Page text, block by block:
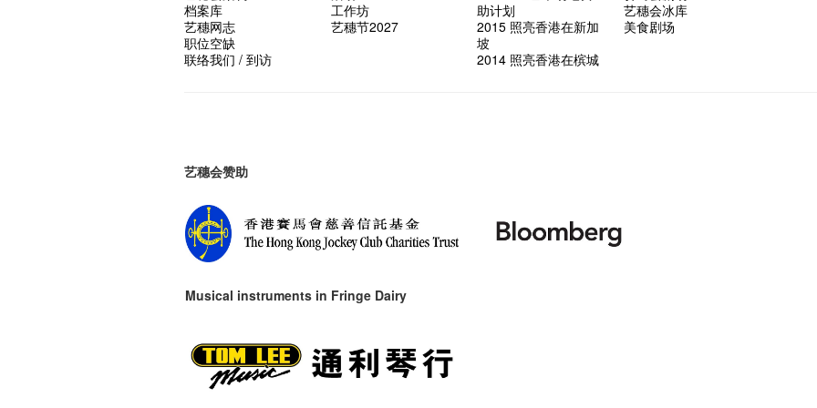
档案库
艺穗网志
职位空缺
联络我们 / 到访
工作坊
艺穗节2027
助计划
2015 照亮香港在新加
坡
2014 照亮香港在槟城
艺穗会冰库
美食剧场
艺穗会赞助
Musical instruments in Fringe Dairy